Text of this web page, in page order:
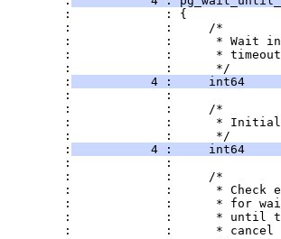
:             : {
:             :     /*
:             :      * Wait
:             :      *
:             :      */
:
4 :     int64
:             :
:             :     /*
:             :      *
:             :      */
:
4 :     int64
:             :
:             :     /*
:             :      * Check
:             :      * for
:             :      * until
:             :      * cancel